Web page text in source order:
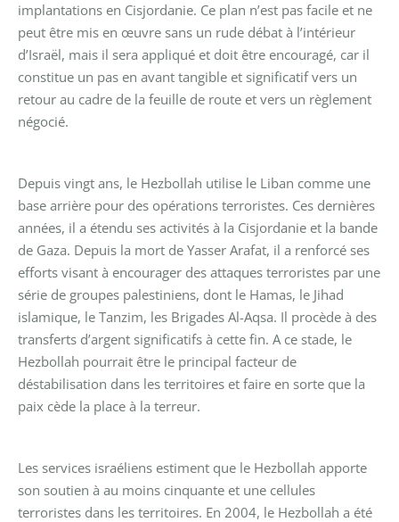
implantations en Cisjordanie. Ce plan n’est pas facile et ne
peut être mis en œuvre sans un rude débat à l’intérieur
d’Israël, mais il sera appliqué et doit être encouragé, car il
constitue un pas en avant tangible et significatif vers un
retour au cadre de la feuille de route et vers un règlement
négocié.
Depuis vingt ans, le Hezbollah utilise le Liban comme une
base arrière pour des opérations terroristes. Ces dernières
années, il a étendu ses activités à la Cisjordanie et la bande
de Gaza. Depuis la mort de Yasser Arafat, il a renforcé ses
efforts visant à encourager des attaques terroristes par une
série de groupes palestiniens, dont le Hamas, le Jihad
islamique, le Tanzim, les Brigades Al-Aqsa. Il procède à des
transferts d’argent significatifs à cette fin. A ce stade, le
Hezbollah pourrait être le principal facteur de
déstabilisation dans les territoires et faire en sorte que la
paix cède la place à la terreur.
Les services israéliens estiment que le Hezbollah apporte
son soutien à au moins cinquante et une cellules
terroristes dans les territoires. En 2004, le Hezbollah a été